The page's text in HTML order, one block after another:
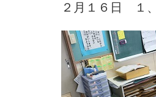
２月１６日 １